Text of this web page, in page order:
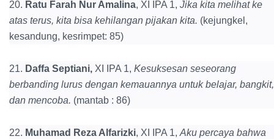
20. Ratu Farah Nur Amalina, XI IPA 1, Jika kita melihat ke
atas terus, kita bisa kehilangan pijakan kita. (kejungkel,
kesandung, kesrimpet: 85)
21. Daffa Septiani, XI IPA 1, Kesuksesan seseorang
berbanding lurus dengan kemauannya untuk belajar, bangkit,
dan mencoba. (mantab : 86)
22. Muhamad Reza Alfarizki, XI IPA 1, Aku percaya bahwa